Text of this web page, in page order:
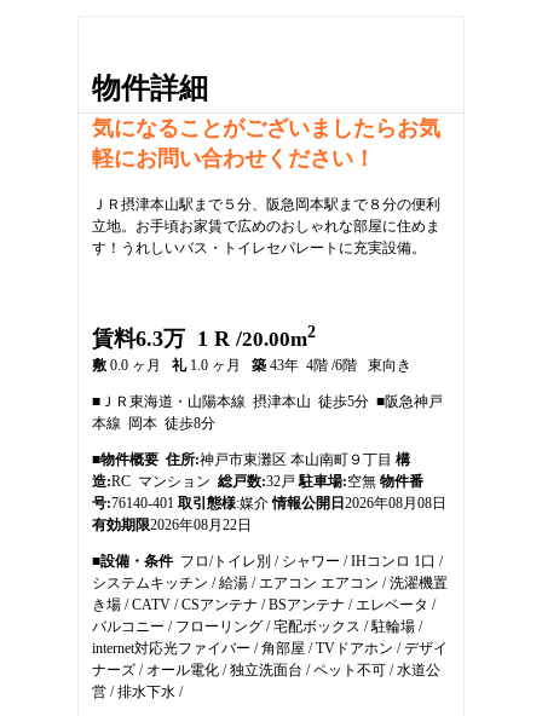
物件詳細
気になることがございましたらお気
軽にお問い合わせください！
ＪＲ摂津本山駅まで５分、阪急岡本駅まで８分の便利
立地。お手頃お家賃で広めのおしゃれな部屋に住めま
す！うれしいバス・トイレセパレートに充実設備。
4
7
8
11
12
13
14
賃料6.3万 1 R /20.00m2
敷 0.0 ヶ月 礼1.0 ヶ月 築 43年 4階 /6階 東向き
■ＪＲ東海道・山陽本線 摂津本山 徒歩5分 ■阪急神戸
本線 岡本 徒歩8分
■物件概要 住所:神戸市東灘区 本山南町９丁目 構
造:RC マンション 総戸数:32戸 駐車場:空無 物件番
号:76140-401 取引態様:媒介情報公開日2026年08月08日
有効期限2026年08月22日
■設備・条件フロ/トイレ別 / シャワー / IHコンロ 1口 /
システムキッチン / 給湯 / エアコン エアコン / 洗濯機置
き場 / CATV / CSアンテナ / BSアンテナ / エレベータ /
バルコニー / フローリング / 宅配ボックス / 駐輪場 /
internet対応光ファイバー / 角部屋 / TVドアホン / デザイ
ナーズ / オール電化 / 独立洗面台 / ペット不可 / 水道公
営 / 排水下水 /